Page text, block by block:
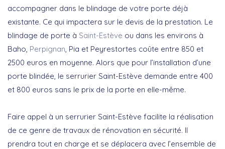
accompagner dans le blindage de votre porte déjà
existante. Ce qui impactera sur le devis de la prestation. Le
blindage de porte à Saint-Estève ou dans les environs à
Baho, Perpignan , Pia et Peyrestortes coûte entre 850 et
2500 euros en moyenne. Alors que pour l’installation d’une
porte blindée, le serrurier Saint-Estève demande entre 400
et 800 euros sans le prix de la porte en elle-même.
Faire appel à un serrurier Saint-Estève facilite la réalisation
de ce genre de travaux de rénovation en sécurité. Il
prendra tout en charge et se déplacera avec l’ensemble de